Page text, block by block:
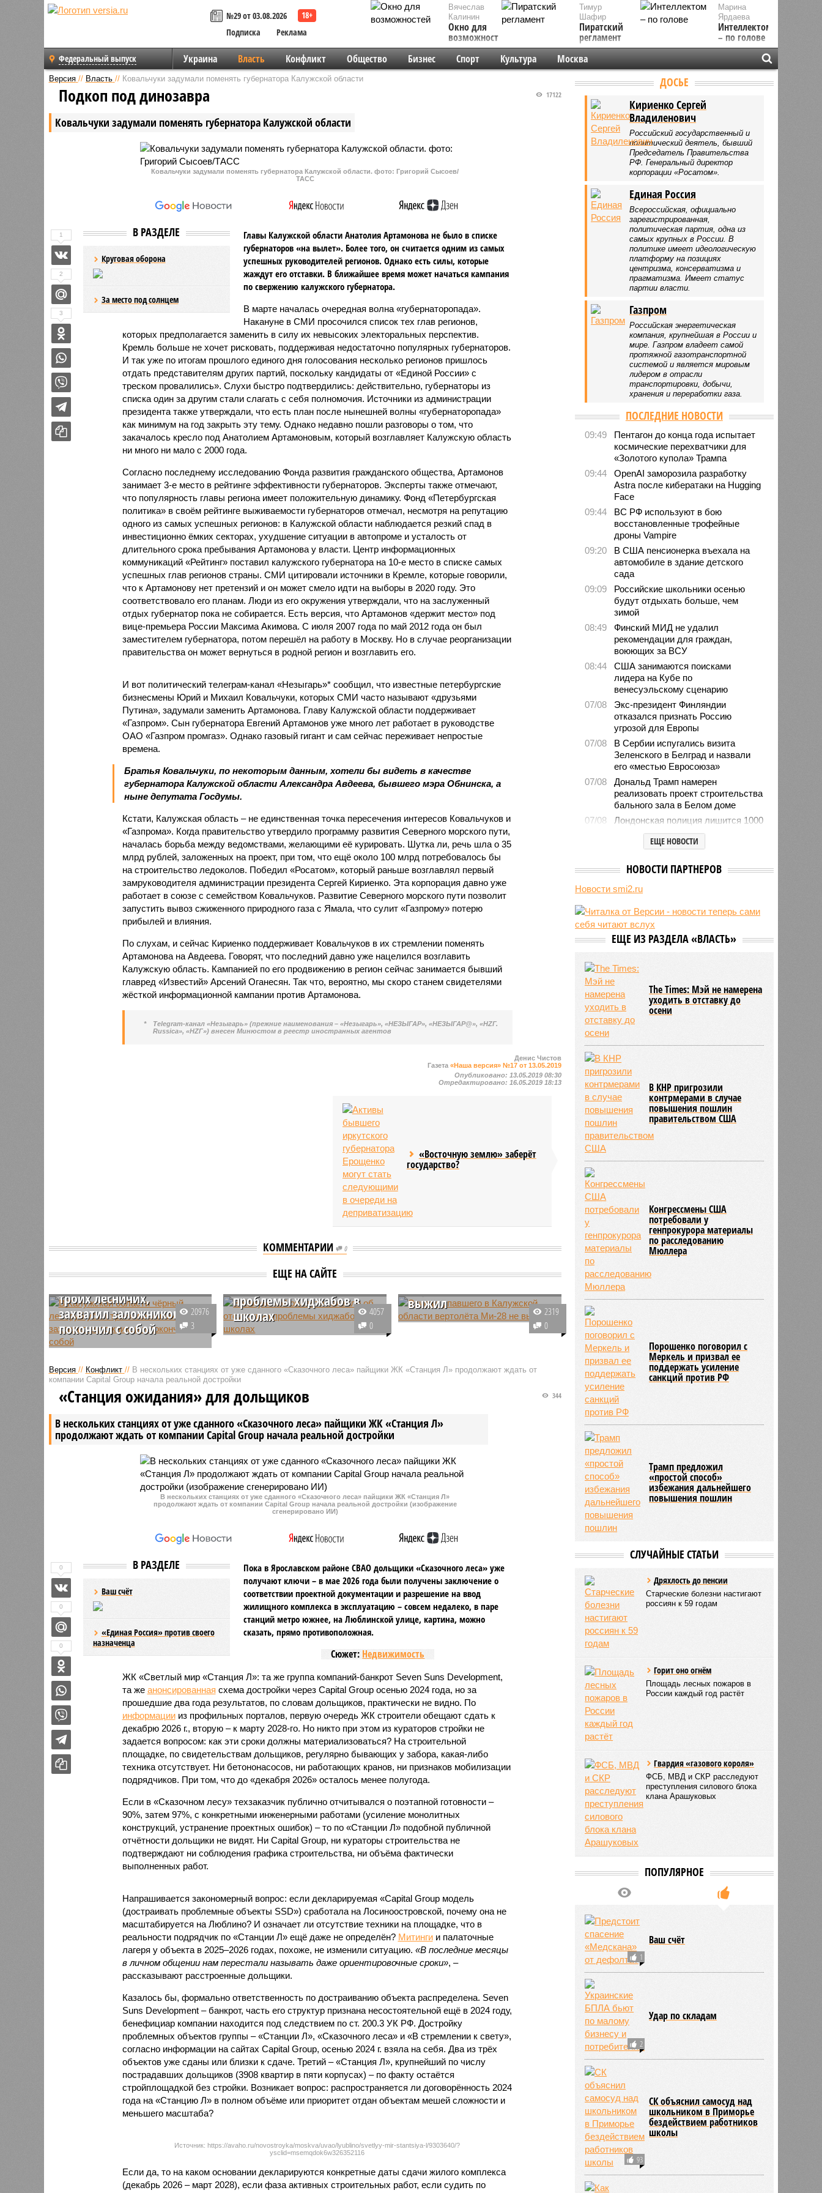
№29 от 03.08.2026
Подписка
Реклама
Вячеслав
Калинин
Окно для
возможностей
Марина
Ярдаева
Интеллектом
– по голове
Тимур
Шафир
Пиратский
регламент
Федеральный выпуск Украина Власть Конфликт Общество Бизнес Спорт Культура Москва
Версия // Власть // Ковальчуки задумали поменять губернатора Калужской области
Ковальчуки задумали поменять губернатора Калужской области
17122
Подкоп под динозавра
Ковальчуки задумали поменять губернатора Калужской области. фото: Григорий Сысоев/
ТАСС
В РАЗДЕЛЕ
Круговая оборона
За место под солнцем
Главы Калужской области Анатолия Артамонова не было в списке
губернаторов «на вылет». Более того, он считается одним из самых
успешных руководителей регионов. Однако есть силы, которые
жаждут его отставки. В ближайшее время может начаться кампания
по свержению калужского губернатора.
В марте началась очередная волна «губернаторопада».
Накануне в СМИ просочился список тех глав регионов,
которых предполагается заменить в силу их невысоких электоральных перспектив.
Кремль больше не хочет рисковать, поддерживая недостаточно популярных губернаторов.
И так уже по итогам прошлого единого дня голосования несколько регионов пришлось
отдать представителям других партий, поскольку кандидаты от «Единой России» с
треском провалились». Слухи быстро подтвердились: действительно, губернаторы из
списка один за другим стали слагать с себя полномочия. Источники из администрации
президента также утверждали, что есть план после нынешней волны «губернаторопада»
как минимум на год закрыть эту тему. Однако недавно пошли разговоры о том, что
закачалось кресло под Анатолием Артамоновым, который возглавляет Калужскую область
ни много ни мало с 2000 года.
Согласно последнему исследованию Фонда развития гражданского общества, Артамонов
занимает 3-е место в рейтинге эффективности губернаторов. Эксперты также отмечают,
что популярность главы региона имеет положительную динамику. Фонд «Петербургская
политика» в своём рейтинге выживаемости губернаторов отмечал, несмотря на репутацию
одного из самых успешных регионов: в Калужской области наблюдается резкий спад в
инвестиционно ёмких секторах, ухудшение ситуации в автопроме и усталость от
длительного срока пребывания Артамонова у власти. Центр информационных
коммуникаций «Рейтинг» поставил калужского губернатора на 10-е место в списке самых
успешных глав регионов страны. СМИ цитировали источники в Кремле, которые говорили,
что к Артамонову нет претензий и он может смело идти на выборы в 2020 году. Это
соответствовало его планам. Люди из его окружения утверждали, что на заслуженный
отдых губернатор пока не собирается. Есть версия, что Артамонов «держит место» под
вице-премьера России Максима Акимова. С июля 2007 года по май 2012 года он был
заместителем губернатора, потом перешёл на работу в Москву. Но в случае реорганизации
правительства он может вернуться в родной регион и возглавить его.
И вот политический телеграм-канал «Незыгарь»* сообщил, что известные петербургские
бизнесмены Юрий и Михаил Ковальчуки, которых СМИ часто называют «друзьями
Путина», задумали заменить Артамонова. Главу Калужской области поддерживает
«Газпром». Сын губернатора Евгений Артамонов уже много лет работает в руководстве
ОАО «Газпром промгаз». Однако газовый гигант и сам сейчас переживает непростые
времена.
Братья Ковальчуки, по некоторым данным, хотели бы видеть в качестве
губернатора Калужской области Александра Авдеева, бывшего мэра Обнинска, а
ныне депутата Госдумы.
Кстати, Калужская область – не единственная точка пересечения интересов Ковальчуков и
«Газпрома». Когда правительство утвердило программу развития Северного морского пути,
началась борьба между ведомствами, желающими её курировать. Шутка ли, речь шла о 35
млрд рублей, заложенных на проект, при том, что ещё около 100 млрд потребовалось бы
на строительство ледоколов. Победил «Росатом», который раньше возглавлял первый
замруководителя администрации президента Сергей Кириенко. Эта корпорация давно уже
работает в союзе с семейством Ковальчуков. Развитие Северного морского пути позволит
запустить вывоз сжиженного природного газа с Ямала, что сулит «Газпрому» потерю
прибылей и влияния.
По слухам, и сейчас Кириенко поддерживает Ковальчуков в их стремлении поменять
Артамонова на Авдеева. Говорят, что последний давно уже нацелился возглавить
Калужскую область. Кампанией по его продвижению в регион сейчас занимается бывший
главред «Известий» Арсений Оганесян. Так что, вероятно, мы скоро станем свидетелями
жёсткой информационной кампании против Артамонова.
*
Telegram-канал «Незыгарь» (прежние наименования – «Незыгарь», «НЕЗЫГАР», «НЕЗЫГАР@», «НZГ.
Russica», «HZГ») внесен Минюстом в реестр иностранных агентов
1
2
3
Денис Чистов
Газета«Наша версия» №17 от 13.05.2019
Опубликовано: 13.05.2019 08:30
Отредактировано: 16.05.2019 18:13
«Восточную землю» заберёт
государство?
КОММЕНТАРИИ 0
ЕЩЕ НА САЙТЕ
чёрный лесоруб убил
троих лесничих,
захватил заложников и
покончил с собой
В деревне Усохи, расположенной
Калужской области ранее
судимый мужчина совершил
расправу над тремя
этом сообщил губернатор
региона Владислав Шапша.
20976
3
В Калужской области
заявили об отсутствии
проблемы хиджабов в
школах
Жители Калужской области
ношение хиджабов в школах.
заявил, что он и так действует с
4057
0
Экипаж упавшего в
Калужской области
выжил
В Жиздринском районе
Калужской области разбился
экипажа погибли, на земле
2319
0
Версия // Конфликт // В нескольких станциях от уже сданного «Сказочного леса» пайщики ЖК «Станция Л» продолжают ждать от
компании Capital Group начала реальной достройки
В нескольких станциях от уже сданного «Сказочного леса» пайщики ЖК «Станция Л»
продолжают ждать от компании Capital Group начала реальной достройки
344
«Станция ожидания» для дольщиков
В нескольких станциях от уже сданного «Сказочного леса» пайщики ЖК «Станция Л»
продолжают ждать от компании Capital Group начала реальной достройки (изображение
сгенерировано ИИ)
В РАЗДЕЛЕ
Ваш счёт
«Единая Россия» против своего
назначенца
Пока в Ярославском районе СВАО дольщики «Сказочного леса» уже
получают ключи – в мае 2026 года были получены заключение о
соответствии проектной документации и разрешение на ввод
жилищного комплекса в эксплуатацию – совсем недалеко, в паре
станций метро южнее, на Люблинской улице, картина, можно
сказать, прямо противоположная.
Сюжет: Недвижимость
ЖК «Светлый мир «Станция Л»: та же группа компаний-банкрот Seven Suns Development,
та же анонсированная схема достройки через Capital Group осенью 2024 года, но за
прошедшие два года результатов, по словам дольщиков, практически не видно. По
информациииз профильных порталов, первую очередь ЖК строители обещают сдать к
декабрю 2026 г., вторую – к марту 2028-го. Но никто при этом из кураторов стройки не
задается вопросом: как эти сроки должны материализоваться? На строительной
площадке, по свидетельствам дольщиков, регулярно бывающих у забора, какая-либо
техника отсутствует. Ни бетононасосов, ни работающих кранов, ни признаков мобилизации
подрядчиков. При том, что до «декабря 2026» осталось менее полугода.
Если в «Сказочном лесу» техзаказчик публично отчитывался о поэтапной готовности –
90%, затем 97%, с конкретными инженерными работами (усиление монолитных
конструкций, устранение проектных ошибок) – то по «Станции Л» подобной публичной
отчётности дольщики не видят. Ни Capital Group, ни кураторы строительства не
подтверждают ни соблюдения графика строительства, ни объёма фактически
выполненных работ.
Напрашивается закономерный вопрос: если декларируемая «Capital Group модель
(достраивать проблемные объекты SSD») сработала на Лосиноостровской, почему она не
масштабируется на Люблино? И означает ли отсутствие техники на площадке, что в
реальности подрядчик по «Станции Л» ещё даже не определён? Митингии палаточные
лагеря у объекта в 2025–2026 годах, похоже, не изменили ситуацию. «В последние месяцы
в личном общении нам перестали называть даже ориентировочные сроки», –
рассказывают расстроенные дольщики.
Казалось бы, формально ответственность по достраиванию объекта распределена. Seven
Suns Development – банкрот, часть его структур признана несостоятельной ещё в 2024 году,
бенефициар компании находится под следствием по ст. 200.3 УК РФ. Достройку
проблемных объектов группы – «Станции Л», «Сказочного леса» и «В стремлении к свету»,
согласно информации на сайтах Capital Group, осенью 2024 г. взяла на себя. Два из трёх
объектов уже сданы или близки к сдаче. Третий – «Станция Л», крупнейший по числу
пострадавших дольщиков (3908 квартир в пяти корпусах) – по факту остаётся
стройплощадкой без стройки. Возникает вопрос: распространяется ли договорённость 2024
года на «Станцию Л» в полном объёме или приоритет отдан объектам мешей сложности и
меньшего масштаба?
Источник: https://avaho.ru/novostroyka/moskva/uvao/lyublino/svetlyy-mir-stantsiya-l/9303640/?
ysclid=msemqdok6w326352116
Если да, то на каком основании декларируются конкретные даты сдачи жилого комплекса
(декабрь 2026 – март 2028), если фаза активных строительных работ, если судить по
0
0
0
ДОСЬЕ
Кириенко Сергей
Владиленович
Российский государственный и
политический деятель, бывший
Председатель Правительства
РФ. Генеральный директор
корпорации «Росатом».
Единая Россия
Всероссийская, официально
зарегистрированная,
политическая партия, одна из
самых крупных в России. В
политике имеет идеологическую
платформу на позициях
центризма, консерватизма и
прагматизма. Имеет статус
партии власти.
Газпром
Российская энергетическая
компания, крупнейшая в России и
мире. Газпром владеет самой
протяжной газотранспортной
системой и является мировым
лидером в отрасли
транспортировки, добычи,
хранения и переработки газа.
ПОСЛЕДНИЕ НОВОСТИ
09:49
Пентагон до конца года испытает
космические перехватчики для
«Золотого купола» Трампа
09:44
OpenAI заморозила разработку
Astra после кибератаки на Hugging
Face
09:44
ВС РФ используют в бою
восстановленные трофейные
дроны Vampire
09:20
В США пенсионерка въехала на
автомобиле в здание детского
сада
09:09
Российские школьники осенью
будут отдыхать больше, чем
зимой
08:49
Финский МИД не удалил
рекомендации для граждан,
воюющих за ВСУ
08:44
США занимаются поисками
лидера на Кубе по
венесуэльскому сценарию
07/08
Экс-президент Финляндии
отказался признать Россию
угрозой для Европы
07/08
В Сербии испугались визита
Зеленского в Белград и назвали
его «местью Евросоюза»
07/08
Дональд Трамп намерен
реализовать проект строительства
бального зала в Белом доме
07/08
Лондонская полиция лишится 1000
рабочих мест
Прогулявшуюся голой по Москве
домашний арест
07/08
Спасённая из рабства в Мьянме
стране
07/08
Исландия потребовала от
Евросоюза не вмешиваться в
референдум по членству в
07/08
Ставшего мемом американца
Уолкера вызвали в миграционную
службу
ЕЩЕ НОВОСТИ
НОВОСТИ ПАРТНЕРОВ
Новости smi2.ru
ЕЩЕ ИЗ РАЗДЕЛА «ВЛАСТЬ»
The Times: Мэй не намерена
уходить в отставку до
осени
В КНР пригрозили
контрмерами в случае
повышения пошлин
правительством США
Конгрессмены США
потребовали у
генпрокурора материалы
по расследованию
Мюллера
Порошенко поговорил с
Меркель и призвал ее
поддержать усиление
санкций против РФ
Трамп предложил
«простой способ»
избежания дальнейшего
повышения пошлин
СЛУЧАЙНЫЕ СТАТЬИ
Дряхлость до пенсии
Старческие болезни настигают
россиян к 59 годам
Горит оно огнём
Площадь лесных пожаров в
России каждый год растёт
Гвардия «газового короля»
ФСБ, МВД и СКР расследуют
преступления силового блока
клана Арашуковых
ПОПУЛЯРНОЕ
1
Ваш счёт
2
Удар по складам
93
СК объяснил самосуд над
школьником в Приморье
бездействием работников
школы